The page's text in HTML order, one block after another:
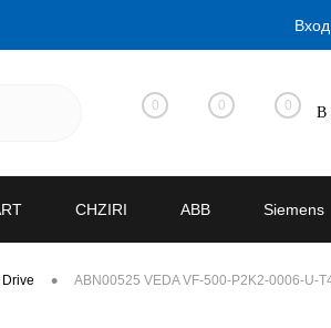
Вход
0 0 0 В
CHZIRI ABB Siemens
• ABN00525 VEDA VF-500-P2K2-0006-U-